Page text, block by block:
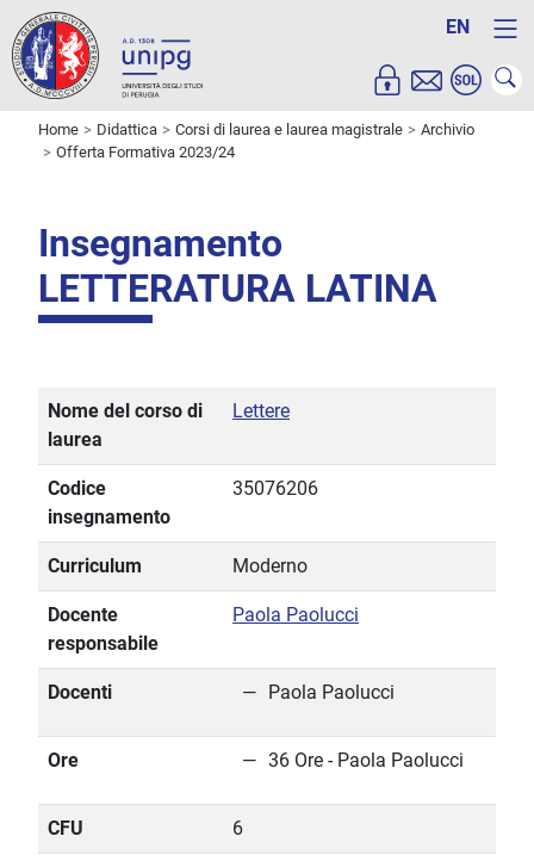
EN
Home Didattica Corsi di laurea e laurea magistrale
Archivio
Offerta Formativa 2023/24
Insegnamento
LETTERATURA LATINA
Nome del corso di
laurea
Lettere
Codice
insegnamento
35076206
Curriculum Moderno
Docente
responsabile
Paola Paolucci
Docenti Paola Paolucci
Ore 36 Ore - Paola Paolucci
CFU 6